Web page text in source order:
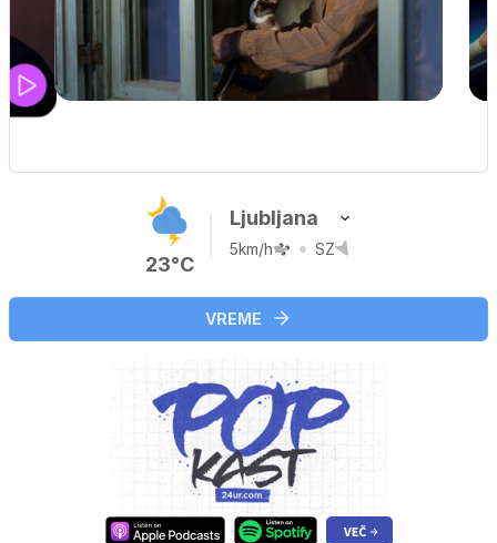
MOJ PRIJATELJ PINGVIN
23°C
Ljubljana
5km/h SZ
VREME